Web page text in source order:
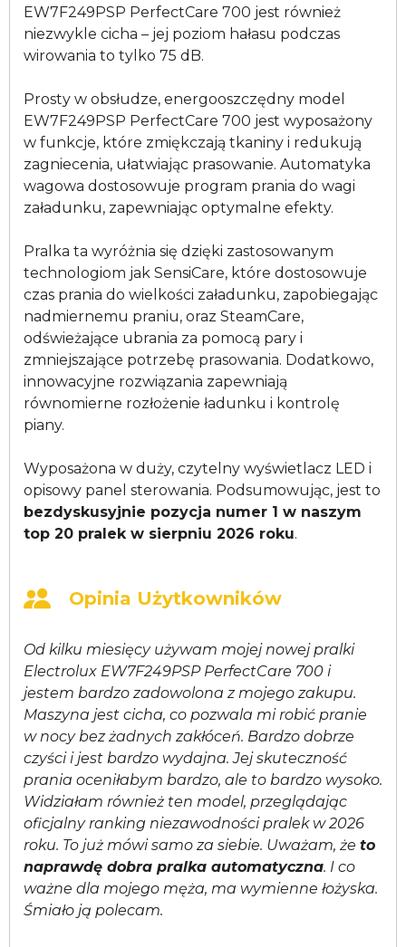
EW7F249PSP PerfectCare 700 jest również
niezwykle cicha – jej poziom hałasu podczas
wirowania to tylko 75 dB.
Prosty w obsłudze, energooszczędny model
EW7F249PSP PerfectCare 700 jest wyposażony
w funkcje, które zmiękczają tkaniny i redukują
zagniecenia, ułatwiając prasowanie. Automatyka
wagowa dostosowuje program prania do wagi
załadunku, zapewniając optymalne efekty.
Pralka ta wyróżnia się dzięki zastosowanym
technologiom jak SensiCare, które dostosowuje
czas prania do wielkości załadunku, zapobiegając
nadmiernemu praniu, oraz SteamCare,
odświeżające ubrania za pomocą pary i
zmniejszające potrzebę prasowania. Dodatkowo,
innowacyjne rozwiązania zapewniają
równomierne rozłożenie ładunku i kontrolę
piany.
Wyposażona w duży, czytelny wyświetlacz LED i
opisowy panel sterowania. Podsumowując, jest to
bezdyskusyjnie pozycja numer 1 w naszym
top 20 pralek w sierpniu 2026 roku.
Opinia Użytkowników
Od kilku miesięcy używam mojej nowej pralki
Electrolux EW7F249PSP PerfectCare 700 i
jestem bardzo zadowolona z mojego zakupu.
Maszyna jest cicha, co pozwala mi robić pranie
w nocy bez żadnych zakłóceń. Bardzo dobrze
czyści i jest bardzo wydajna. Jej skuteczność
prania oceniłabym bardzo, ale to bardzo wysoko.
Widziałam również ten model, przeglądając
oficjalny ranking niezawodności pralek w 2026
roku. To już mówi samo za siebie. Uważam, że to
naprawdę dobra pralka automatyczna. I co
ważne dla mojego męża, ma wymienne łożyska.
Śmiało ją polecam.